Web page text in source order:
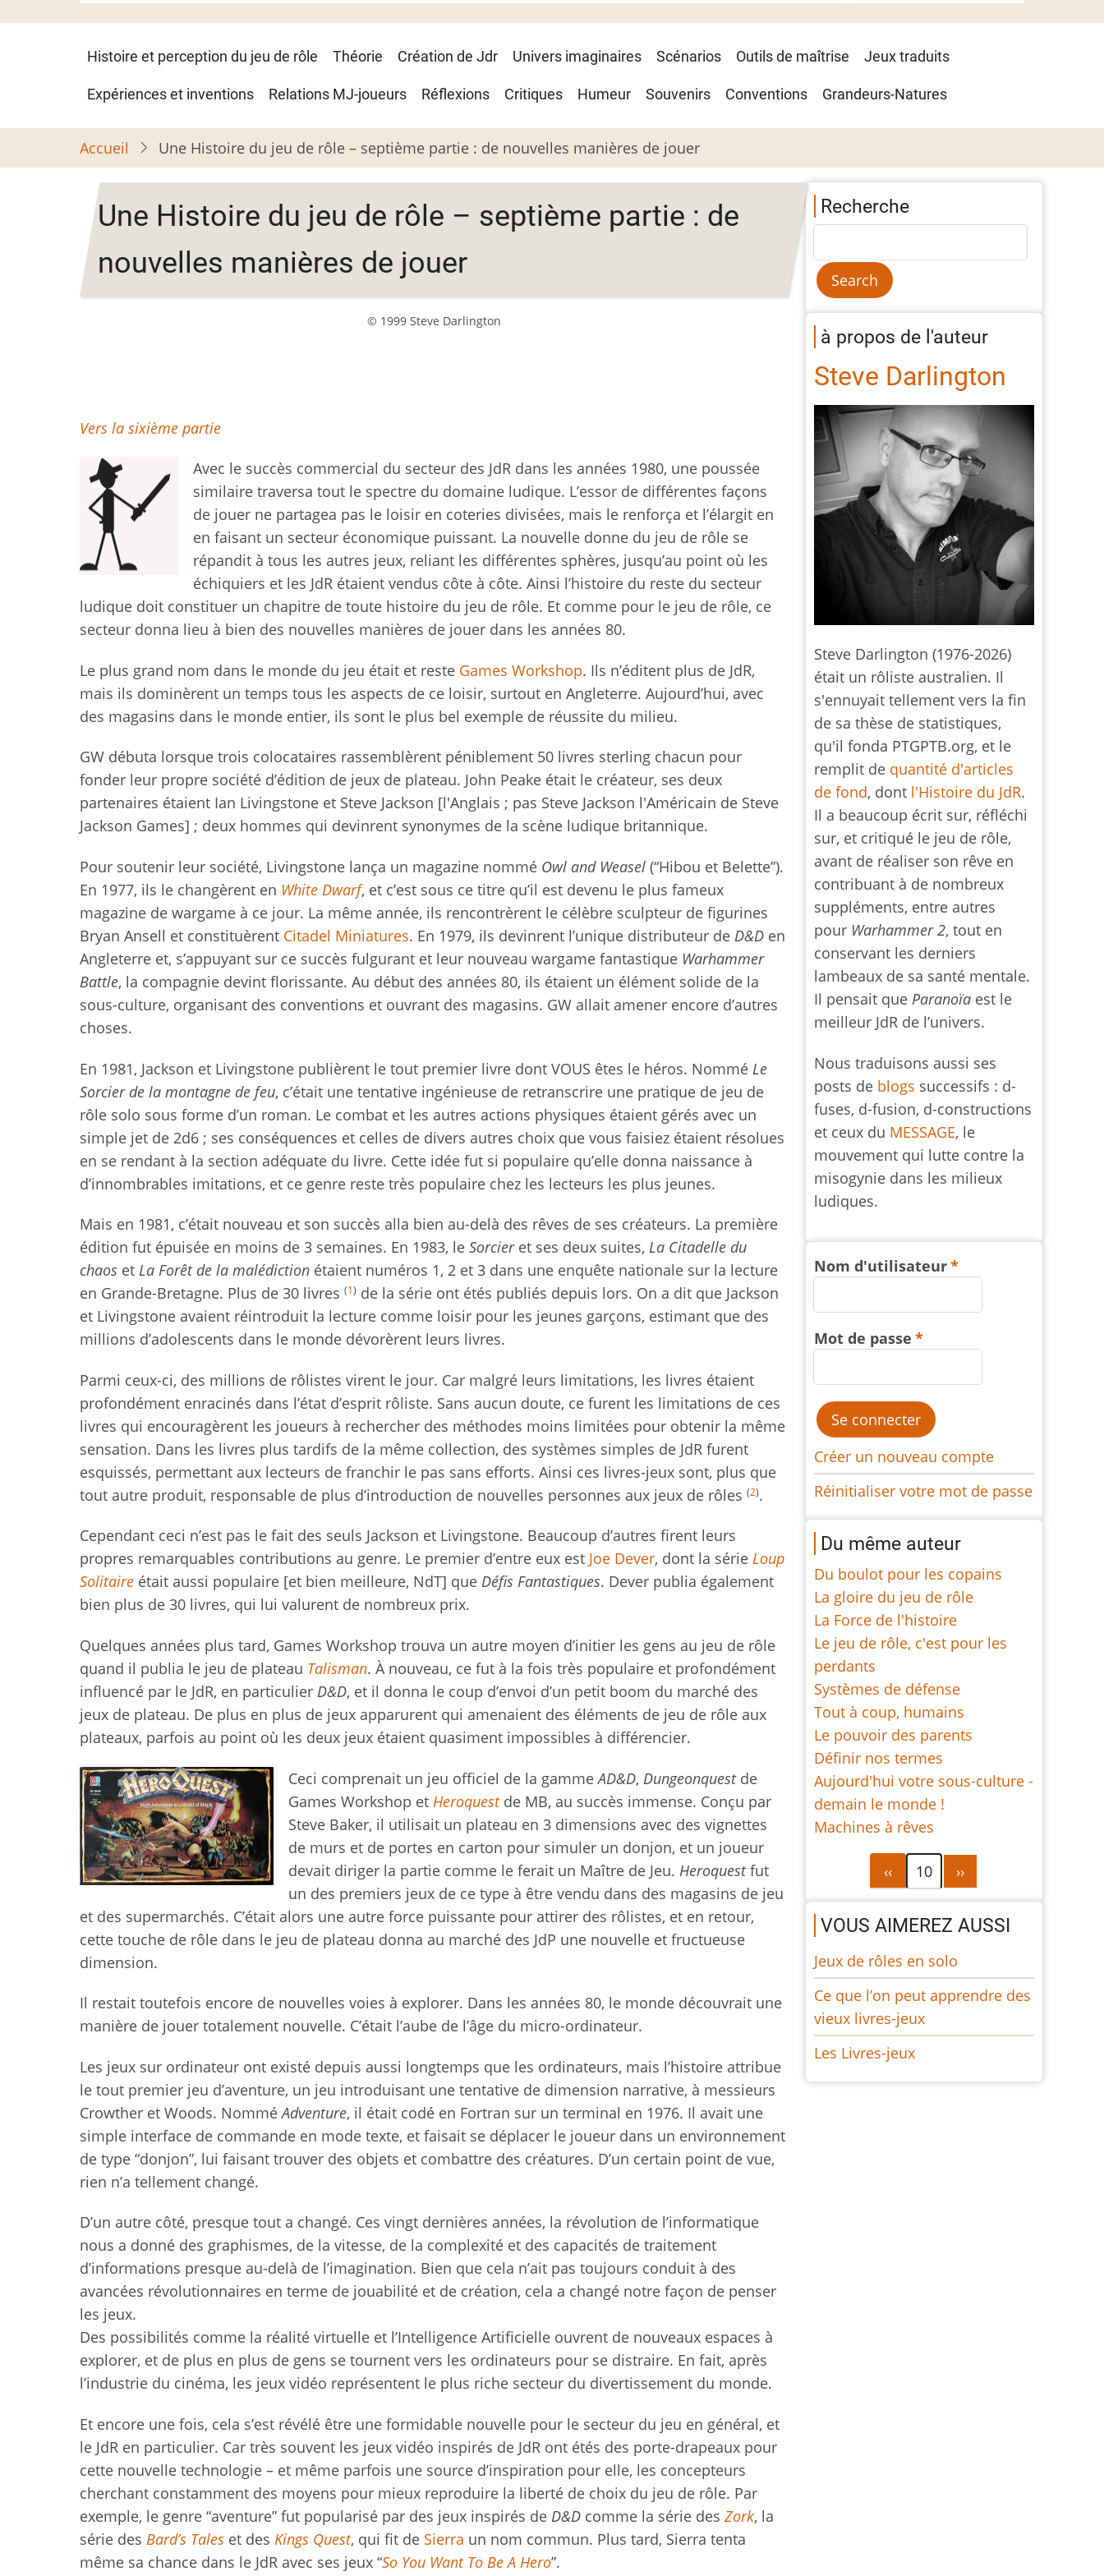
Navigation
principale
Histoire et perception du jeu de rôle Théorie Création de Jdr Univers imaginaires Scénarios Outils de maîtrise Jeux traduits
Expériences et inventions Relations MJ-joueurs Réflexions Critiques Humeur Souvenirs Conventions Grandeurs-Natures
Accueil Une Histoire du jeu de rôle – septième partie : de nouvelles manières de jouer
Une Histoire du jeu de rôle – septième partie : de
nouvelles manières de jouer
© 1999 Steve Darlington
Vers la sixième partie
Avec le succès commercial du secteur des JdR dans les années 1980, une poussée
similaire traversa tout le spectre du domaine ludique. L’essor de différentes façons
de jouer ne partagea pas le loisir en coteries divisées, mais le renforça et l’élargit en
en faisant un secteur économique puissant. La nouvelle donne du jeu de rôle se
répandit à tous les autres jeux, reliant les différentes sphères, jusqu’au point où les
échiquiers et les JdR étaient vendus côte à côte. Ainsi l’histoire du reste du secteur
ludique doit constituer un chapitre de toute histoire du jeu de rôle. Et comme pour le jeu de rôle, ce
secteur donna lieu à bien des nouvelles manières de jouer dans les années 80.
Le plus grand nom dans le monde du jeu était et reste Games Workshop. Ils n’éditent plus de JdR,
mais ils dominèrent un temps tous les aspects de ce loisir, surtout en Angleterre. Aujourd’hui, avec
des magasins dans le monde entier, ils sont le plus bel exemple de réussite du milieu.
GW débuta lorsque trois colocataires rassemblèrent péniblement 50 livres sterling chacun pour
fonder leur propre société d’édition de jeux de plateau. John Peake était le créateur, ses deux
partenaires étaient Ian Livingstone et Steve Jackson [l'Anglais ; pas Steve Jackson l'Américain de Steve
Jackson Games] ; deux hommes qui devinrent synonymes de la scène ludique britannique.
Pour soutenir leur société, Livingstone lança un magazine nommé Owl and Weasel (“Hibou et Belette”).
En 1977, ils le changèrent en White Dwarf, et c’est sous ce titre qu’il est devenu le plus fameux
magazine de wargame à ce jour. La même année, ils rencontrèrent le célèbre sculpteur de figurines
Bryan Ansell et constituèrent Citadel Miniatures. En 1979, ils devinrent l’unique distributeur de D&D en
Angleterre et, s’appuyant sur ce succès fulgurant et leur nouveau wargame fantastique Warhammer
Battle, la compagnie devint florissante. Au début des années 80, ils étaient un élément solide de la
sous-culture, organisant des conventions et ouvrant des magasins. GW allait amener encore d’autres
choses.
En 1981, Jackson et Livingstone publièrent le tout premier livre dont VOUS êtes le héros. Nommé Le
Sorcier de la montagne de feu, c’était une tentative ingénieuse de retranscrire une pratique de jeu de
rôle solo sous forme d’un roman. Le combat et les autres actions physiques étaient gérés avec un
simple jet de 2d6 ; ses conséquences et celles de divers autres choix que vous faisiez étaient résolues
en se rendant à la section adéquate du livre. Cette idée fut si populaire qu’elle donna naissance à
d’innombrables imitations, et ce genre reste très populaire chez les lecteurs les plus jeunes.
Mais en 1981, c’était nouveau et son succès alla bien au-delà des rêves de ses créateurs. La première
édition fut épuisée en moins de 3 semaines. En 1983, le Sorcieret ses deux suites, La Citadelle du
chaos et La Forêt de la malédiction étaient numéros 1, 2 et 3 dans une enquête nationale sur la lecture
en Grande-Bretagne. Plus de 30 livres (1) de la série ont étés publiés depuis lors. On a dit que Jackson
et Livingstone avaient réintroduit la lecture comme loisir pour les jeunes garçons, estimant que des
millions d’adolescents dans le monde dévorèrent leurs livres.
Parmi ceux-ci, des millions de rôlistes virent le jour. Car malgré leurs limitations, les livres étaient
profondément enracinés dans l’état d’esprit rôliste. Sans aucun doute, ce furent les limitations de ces
livres qui encouragèrent les joueurs à rechercher des méthodes moins limitées pour obtenir la même
sensation. Dans les livres plus tardifs de la même collection, des systèmes simples de JdR furent
esquissés, permettant aux lecteurs de franchir le pas sans efforts. Ainsi ces livres-jeux sont, plus que
tout autre produit, responsable de plus d’introduction de nouvelles personnes aux jeux de rôles (2).
Cependant ceci n’est pas le fait des seuls Jackson et Livingstone. Beaucoup d’autres firent leurs
propres remarquables contributions au genre. Le premier d’entre eux est Joe Dever, dont la série Loup
Solitaire était aussi populaire [et bien meilleure, NdT] que Défis Fantastiques. Dever publia également
bien plus de 30 livres, qui lui valurent de nombreux prix.
Quelques années plus tard, Games Workshop trouva un autre moyen d’initier les gens au jeu de rôle
quand il publia le jeu de plateau Talisman. À nouveau, ce fut à la fois très populaire et profondément
influencé par le JdR, en particulier D&D, et il donna le coup d’envoi d’un petit boom du marché des
jeux de plateau. De plus en plus de jeux apparurent qui amenaient des éléments de jeu de rôle aux
plateaux, parfois au point où les deux jeux étaient quasiment impossibles à différencier.
Ceci comprenait un jeu officiel de la gammeAD&D, Dungeonquestde
Games Workshop et Heroquestde MB, au succès immense. Conçu par
Steve Baker, il utilisait un plateau en 3 dimensions avec des vignettes
de murs et de portes en carton pour simuler un donjon, et un joueur
devait diriger la partie comme le ferait un Maître de Jeu. Heroquestfut
un des premiers jeux de ce type à être vendu dans des magasins de jeu
et des supermarchés. C’était alors une autre force puissante pour attirer des rôlistes, et en retour,
cette touche de rôle dans le jeu de plateau donna au marché des JdP une nouvelle et fructueuse
dimension.
Il restait toutefois encore de nouvelles voies à explorer. Dans les années 80, le monde découvrait une
manière de jouer totalement nouvelle. C’était l’aube de l’âge du micro-ordinateur.
Les jeux sur ordinateur ont existé depuis aussi longtemps que les ordinateurs, mais l’histoire attribue
le tout premier jeu d’aventure, un jeu introduisant une tentative de dimension narrative, à messieurs
Crowther et Woods. NomméAdventure, il était codé en Fortran sur un terminal en 1976. Il avait une
simple interface de commande en mode texte, et faisait se déplacer le joueur dans un environnement
de type “donjon”, lui faisant trouver des objets et combattre des créatures. D’un certain point de vue,
rien n’a tellement changé.
D’un autre côté, presque tout a changé. Ces vingt dernières années, la révolution de l’informatique
nous a donné des graphismes, de la vitesse, de la complexité et des capacités de traitement
d’informations presque au-delà de l’imagination. Bien que cela n’ait pas toujours conduit à des
avancées révolutionnaires en terme de jouabilité et de création, cela a changé notre façon de penser
les jeux.
Des possibilités comme la réalité virtuelle et l’Intelligence Artificielle ouvrent de nouveaux espaces à
explorer, et de plus en plus de gens se tournent vers les ordinateurs pour se distraire. En fait, après
l’industrie du cinéma, les jeux vidéo représentent le plus riche secteur du divertissement du monde.
Et encore une fois, cela s’est révélé être une formidable nouvelle pour le secteur du jeu en général, et
le JdR en particulier. Car très souvent les jeux vidéo inspirés de JdR ont étés des porte-drapeaux pour
cette nouvelle technologie – et même parfois une source d’inspiration pour elle, les concepteurs
cherchant constamment des moyens pour mieux reproduire la liberté de choix du jeu de rôle. Par
exemple, le genre “aventure” fut popularisé par des jeux inspirés de D&D comme la série des Zork, la
série des Bard’s Tales et des Kings Quest, qui fit de Sierra un nom commun. Plus tard, Sierra tenta
même sa chance dans le JdR avec ses jeux “So You Want To Be A Hero”.
Recherche
à propos de l'auteur
Steve Darlington
Steve Darlington (1976-2026)
était un rôliste australien. Il
s'ennuyait tellement vers la fin
de sa thèse de statistiques,
qu'il fonda PTGPTB.org, et le
remplit de quantité d'articles
de fond, dont l'Histoire du JdR.
Il a beaucoup écrit sur, réfléchi
sur, et critiqué le jeu de rôle,
avant de réaliser son rêve en
contribuant à de nombreux
suppléments, entre autres
pour Warhammer 2, tout en
conservant les derniers
lambeaux de sa santé mentale.
Il pensait queParanoïa est le
meilleur JdR de l’univers.
Nous traduisons aussi ses
posts de blogs successifs : d-
fuses, d-fusion, d-constructions
et ceux du MESSAGE, le
mouvement qui lutte contre la
misogynie dans les milieux
ludiques.
Nom d'utilisateur
Mot de passe
Créer un nouveau compte
Réinitialiser votre mot de passe
Du même auteur
Du boulot pour les copains
La gloire du jeu de rôle
La Force de l'histoire
Le jeu de rôle, c'est pour les
perdants
Systèmes de défense
Tout à coup, humains
Le pouvoir des parents
Définir nos termes
Aujourd'hui votre sous-culture -
demain le monde !
Machines à rêves
Pagination
Page
précédente
‹‹ 10
Page
suivante
››
VOUS AIMEREZ AUSSI
Jeux de rôles en solo
Ce que l’on peut apprendre des
vieux livres-jeux
Les Livres-jeux